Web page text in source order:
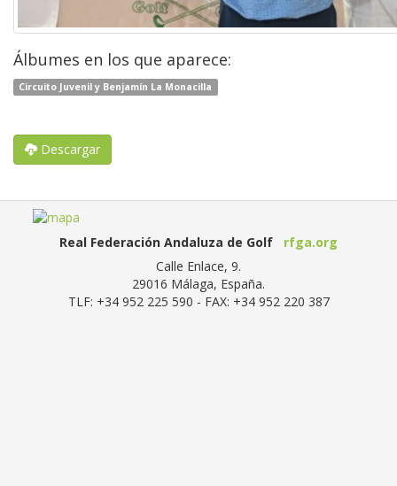
Álbumes en los que aparece:
Circuito Juvenil y Benjamín La Monacilla
Descargar
Real Federación Andaluza de Golf
rfga.org
Calle Enlace, 9.
29016 Málaga, España.
TLF: +34 952 225 590 - FAX: +34 952 220 387